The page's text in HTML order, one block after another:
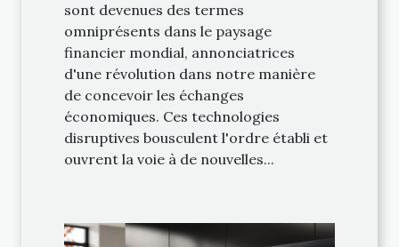
sont devenues des termes
omniprésents dans le paysage
financier mondial, annonciatrices
d'une révolution dans notre manière
de concevoir les échanges
économiques. Ces technologies
disruptives bousculent l'ordre établi et
ouvrent la voie à de nouvelles...